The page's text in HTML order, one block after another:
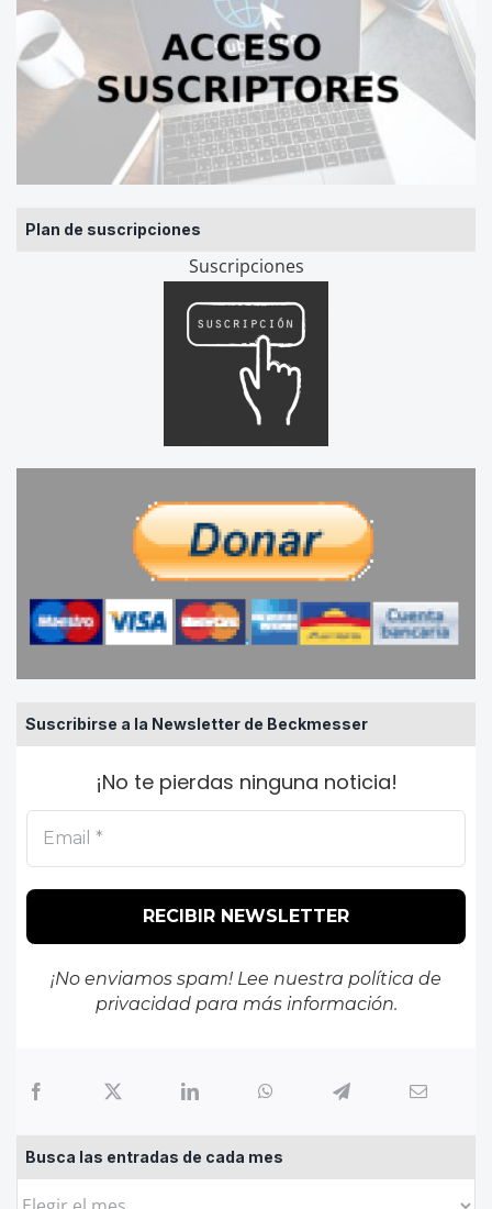
Plan de suscripciones
Suscripciones
Suscribirse a la Newsletter de Beckmesser
¡No te pierdas ninguna noticia!
¡No enviamos spam! Lee nuestra política de
privacidadpara más información.
Busca las entradas de cada mes
Busca